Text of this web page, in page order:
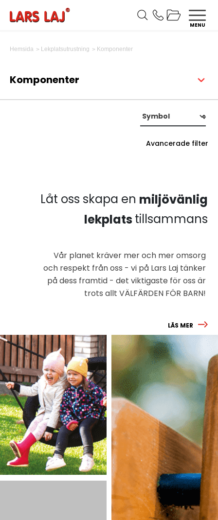
MENU
Hemsida Lekplatsutrustning Komponenter
Komponenter
Avancerade filter
Låt oss skapa en miljövänlig
lekplats tillsammans
Vår planet kräver mer och mer omsorg
och respekt från oss - vi på Lars Laj tänker
på dess framtid - det viktigaste för oss är
trots allt VÄLFÄRDEN FÖR BARN!
LÄS MER